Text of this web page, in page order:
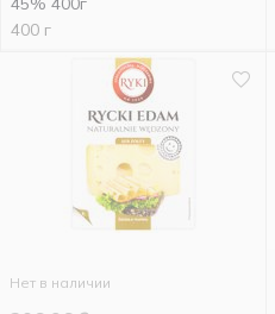
400 г
Нет в наличии